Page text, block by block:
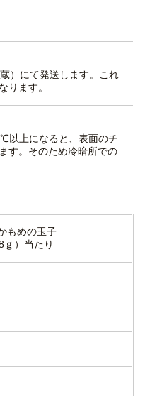
）にて発送します。これ
ります。
以上になると、表面のチ
す。そのため冷暗所での
もめの玉子
ｇ）当たり